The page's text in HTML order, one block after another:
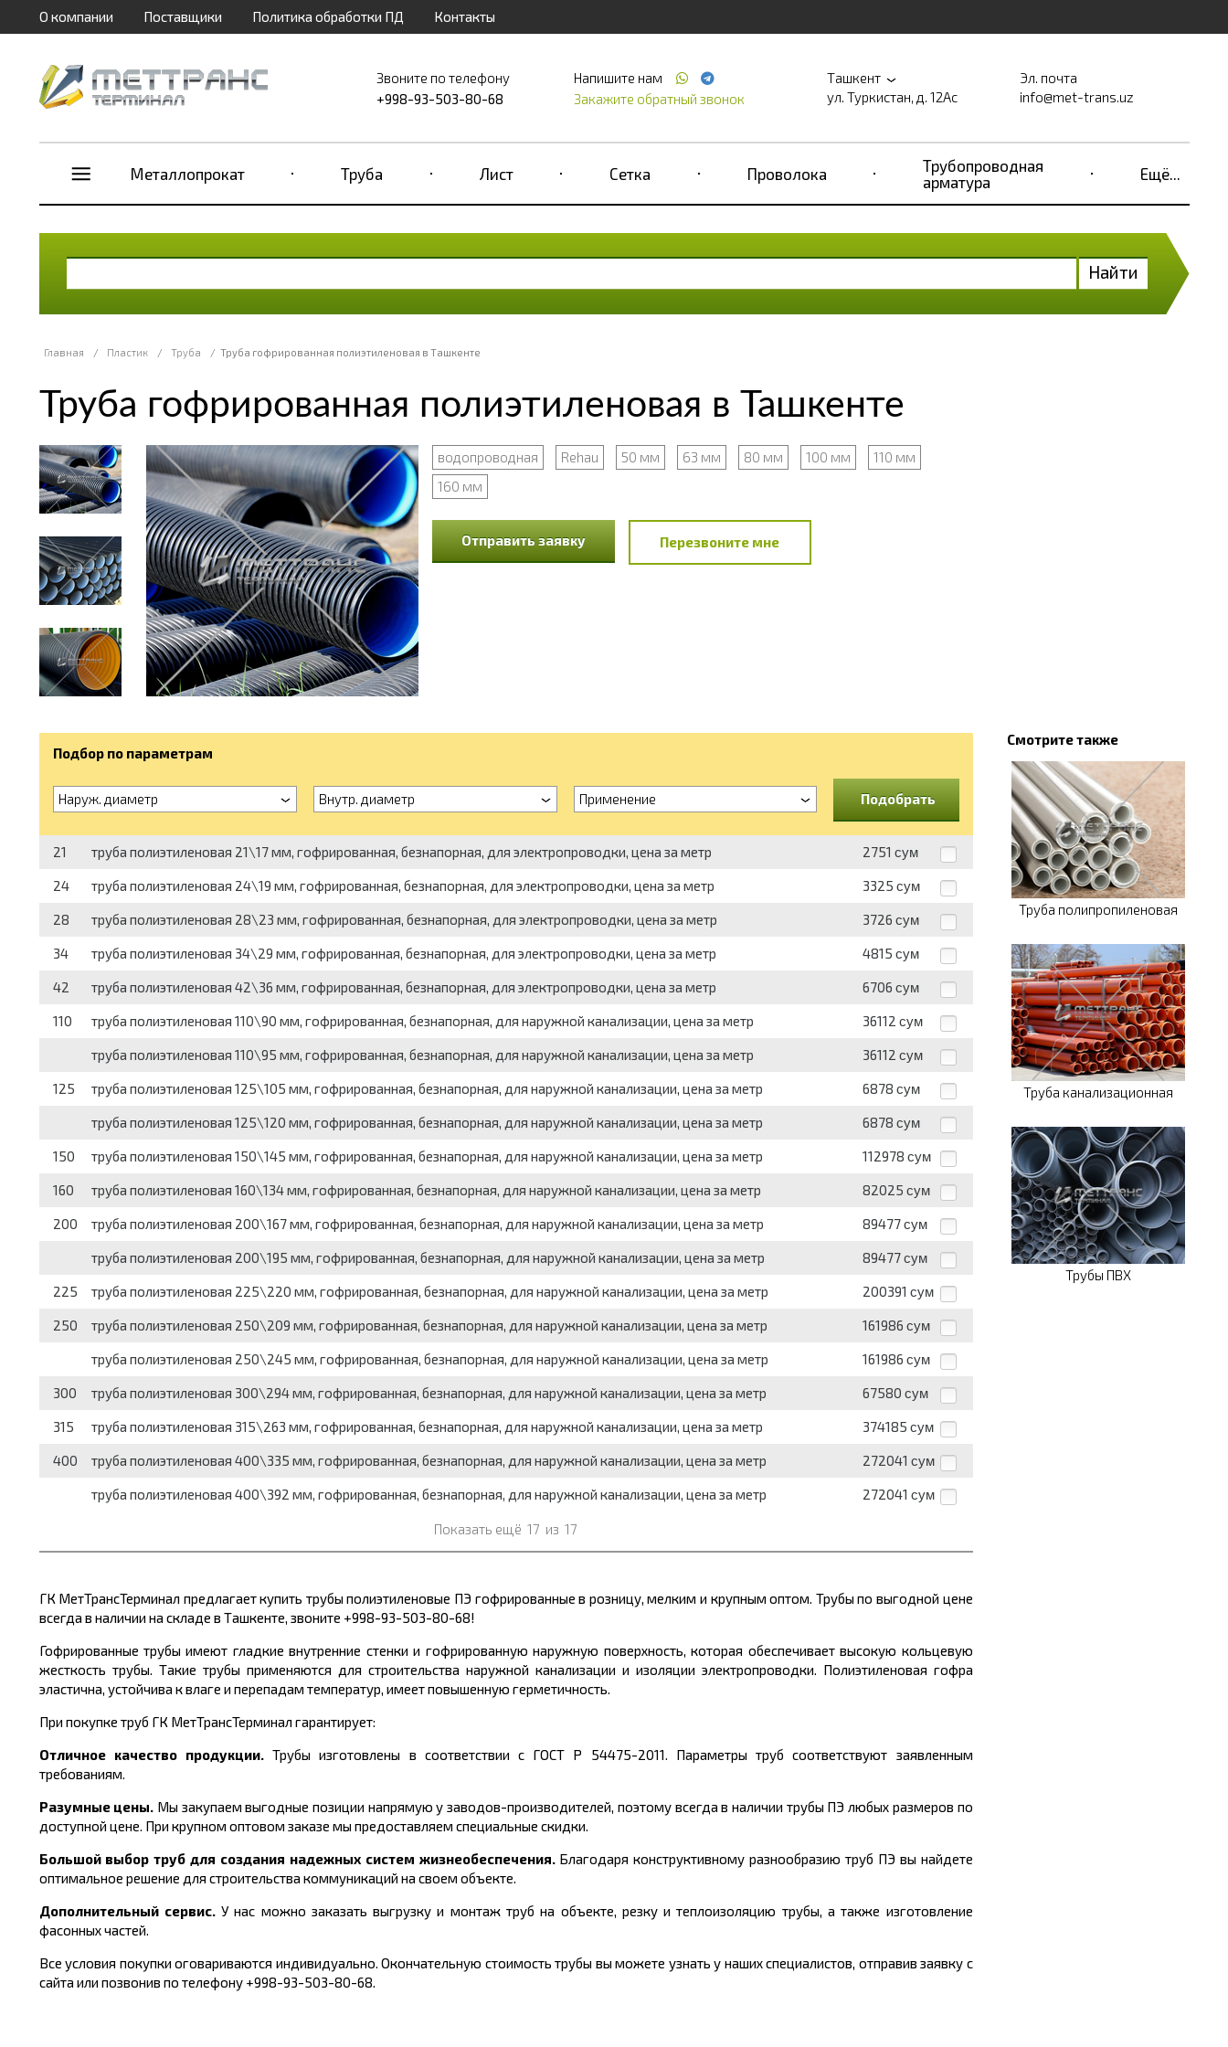
О компании Поставщики Политика обработки ПД Контакты
Звоните по телефону
+998-93-503-80-68
Напишите нам
Закажите обратный звонок
Ташкент
ул. Туркистан, д. 12Ас
Эл. почта
info@met-trans.uz
Металлопрокат Труба Лист Сетка Проволока
Трубопроводная
арматура
Ещё...
Найти
Главная / Пластик / Труба / Труба гофрированная полиэтиленовая в Ташкенте
Труба гофрированная полиэтиленовая в Ташкенте
водопроводная Rehau 50 мм 63 мм 80 мм 100 мм
110 мм
160 мм
Отправить заявку Перезвоните мне
Подбор по параметрам
Наруж. диаметр Внутр. диаметр Применение Подобрать
21 труба полиэтиленовая 21\17 мм, гофрированная, безнапорная, для электропроводки, цена за метр 2751 сум
24 труба полиэтиленовая 24\19 мм, гофрированная, безнапорная, для электропроводки, цена за метр 3325 сум
28 труба полиэтиленовая 28\23 мм, гофрированная, безнапорная, для электропроводки, цена за метр 3726 сум
34 труба полиэтиленовая 34\29 мм, гофрированная, безнапорная, для электропроводки, цена за метр 4815 сум
42 труба полиэтиленовая 42\36 мм, гофрированная, безнапорная, для электропроводки, цена за метр 6706 сум
110 труба полиэтиленовая 110\90 мм, гофрированная, безнапорная, для наружной канализации, цена за метр 36112 сум
труба полиэтиленовая 110\95 мм, гофрированная, безнапорная, для наружной канализации, цена за метр 36112 сум
125 труба полиэтиленовая 125\105 мм, гофрированная, безнапорная, для наружной канализации, цена за метр 6878 сум
труба полиэтиленовая 125\120 мм, гофрированная, безнапорная, для наружной канализации, цена за метр 6878 сум
150 труба полиэтиленовая 150\145 мм, гофрированная, безнапорная, для наружной канализации, цена за метр 112978 сум
160 труба полиэтиленовая 160\134 мм, гофрированная, безнапорная, для наружной канализации, цена за метр 82025 сум
200 труба полиэтиленовая 200\167 мм, гофрированная, безнапорная, для наружной канализации, цена за метр 89477 сум
труба полиэтиленовая 200\195 мм, гофрированная, безнапорная, для наружной канализации, цена за метр 89477 сум
225 труба полиэтиленовая 225\220 мм, гофрированная, безнапорная, для наружной канализации, цена за метр 200391 сум
250 труба полиэтиленовая 250\209 мм, гофрированная, безнапорная, для наружной канализации, цена за метр 161986 сум
труба полиэтиленовая 250\245 мм, гофрированная, безнапорная, для наружной канализации, цена за метр 161986 сум
300 труба полиэтиленовая 300\294 мм, гофрированная, безнапорная, для наружной канализации, цена за метр 67580 сум
315 труба полиэтиленовая 315\263 мм, гофрированная, безнапорная, для наружной канализации, цена за метр 374185 сум
400 труба полиэтиленовая 400\335 мм, гофрированная, безнапорная, для наружной канализации, цена за метр 272041 сум
труба полиэтиленовая 400\392 мм, гофрированная, безнапорная, для наружной канализации, цена за метр 272041 сум
Показать ещё 17 из 17
ГК МетТрансТерминал предлагаеткупить трубы полиэтиленовые ПЭ гофрированные в розницу, мелким и крупным оптом. Трубы по выгодной цене
всегда в наличии на складе в Ташкенте, звоните +998-93-503-80-68!
Гофрированные трубы имеют гладкие внутренние стенки и гофрированную наружную поверхность, которая обеспечивает высокую кольцевую
жесткость трубы. Такие трубы применяются для строительства наружной канализации и изоляции электропроводки. Полиэтиленовая гофра
эластична, устойчива к влаге и перепадам температур, имеет повышенную герметичность.
При покупке труб ГК МетТрансТерминал гарантирует:
Отличное качество продукции.Трубы изготовлены в соответствии с ГОСТ Р 54475-2011. Параметры труб соответствуют заявленным
требованиям.
Разумные цены. Мы закупаем выгодные позиции напрямую у заводов-производителей, поэтому всегда в наличии трубы ПЭ любых размеров по
доступной цене. При крупном оптовом заказе мы предоставляем специальные скидки.
Большой выбор труб для создания надежных систем жизнеобеспечения. Благодаря конструктивному разнообразию труб ПЭ вы найдете
оптимальное решение для строительства коммуникаций на своем объекте.
Дополнительный сервис.У нас можно заказать выгрузку и монтаж труб на объекте, резку и теплоизоляцию трубы, а также изготовление
фасонных частей.
Все условия покупки оговариваются индивидуально. Окончательную стоимость трубы вы можете узнать у наших специалистов, отправив заявку с
сайта или позвонив по телефону +998-93-503-80-68.
Смотрите также
Труба полипропиленовая
Труба канализационная
Трубы ПВХ